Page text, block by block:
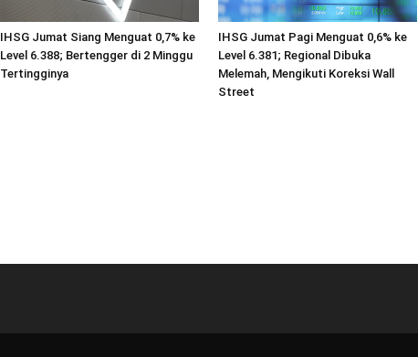
IHSG Jumat Siang Menguat 0,7% ke
Level 6.388; Bertengger di 2 Minggu
Tertingginya
IHSG Jumat Pagi Menguat 0,6% ke
Level 6.381; Regional Dibuka
Melemah, Mengikuti Koreksi Wall
Street